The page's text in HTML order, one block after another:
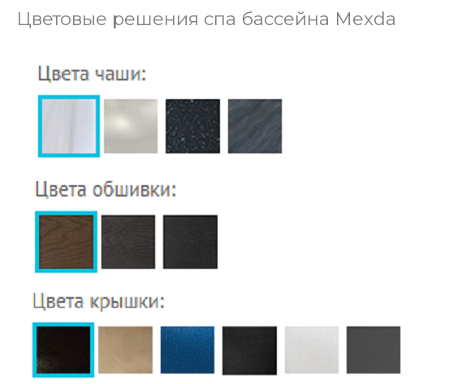
Цветовые решения спа бассейна Mexda